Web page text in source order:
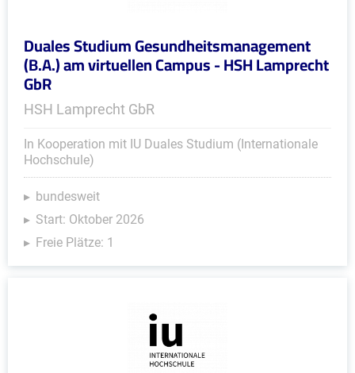
Duales Studium Gesundheitsmanagement
(B.A.) am virtuellen Campus - HSH Lamprecht
GbR
HSH Lamprecht GbR
In Kooperation mit IU Duales Studium (Internationale
Hochschule)
bundesweit
Start: Oktober 2026
Freie Plätze: 1